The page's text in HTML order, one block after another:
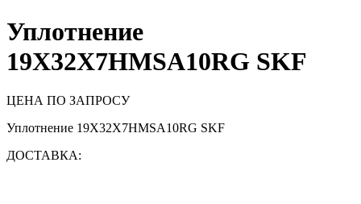
Уплотнение
19X32X7HMSA10RG SKF
ЦЕНА ПО ЗАПРОСУ
Уплотнение 19X32X7HMSA10RG SKF
ДОСТАВКА: